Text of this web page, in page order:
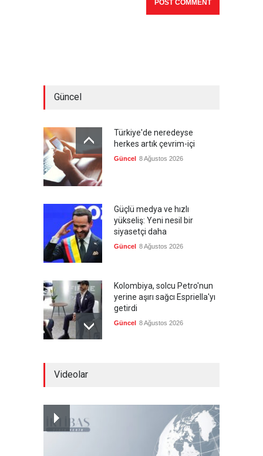
Güncel
Türkiye'de neredeyse
herkes artık çevrim-içi
Güncel 8 Ağustos 2026
Güçlü medya ve hızlı
yükseliş: Yeni nesil bir
siyasetçi daha
Güncel 8 Ağustos 2026
Kolombiya, solcu Petro'nun
yerine aşırı sağcı Espriella'yı
getirdi
Güncel 8 Ağustos 2026
Brezilya, ABD'ye karşı
Meksika'yı yanına çekmeye
Videolar